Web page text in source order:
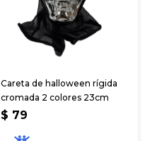
Careta de halloween rígida
cromada 2 colores 23cm
$ 79